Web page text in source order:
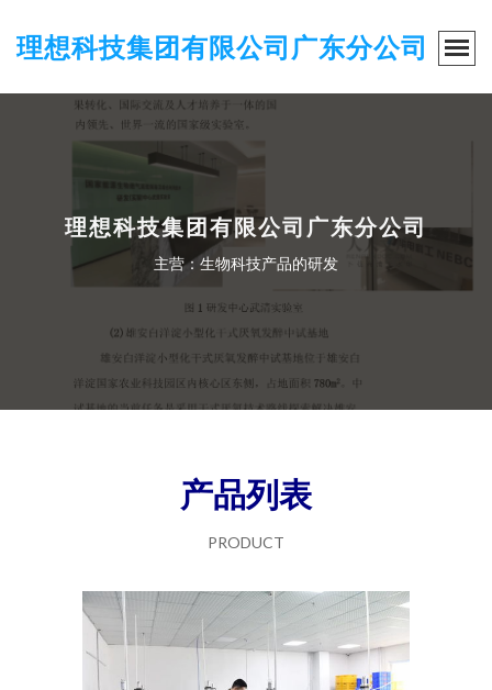
理想科技集团有限公司广东分公司
理想科技集团有限公司广东分公司
主营：生物科技产品的研发
产品列表
PRODUCT